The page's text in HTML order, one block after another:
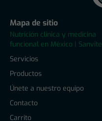
Mapa de sitio
Nutrición clínica y medicina
funcional en México | Sanvite
Servicios
Productos
Únete a nuestro equipo
Contacto
Carrito